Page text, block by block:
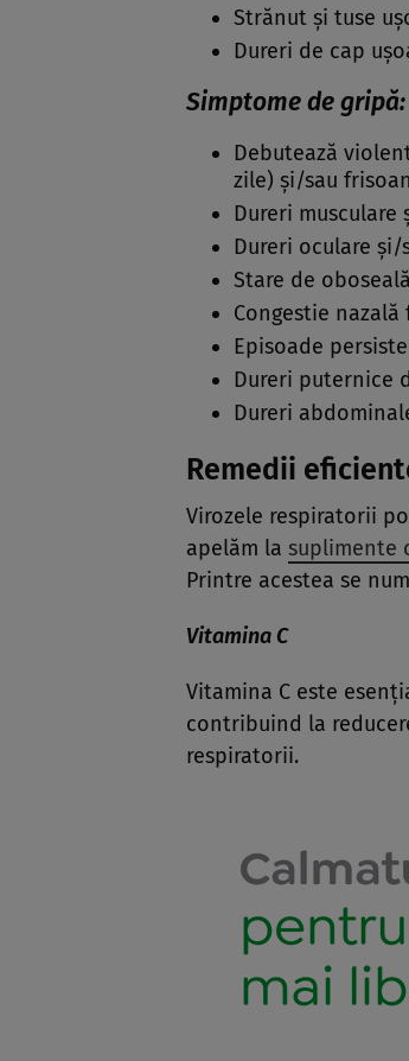
Strănut și tuse
Dureri de cap
Simptome de gripă:
Debutează
zile) și/sau
Dureri
Dureri oculare și/
Stare de
Congestie
Episoade
Dureri puternice
Dureri
Remedii
Virozele respiratorii
apelăm la suplimente
Printre acestea se
Vitamina C
Vitamina C este
contribuind la
respiratorii.